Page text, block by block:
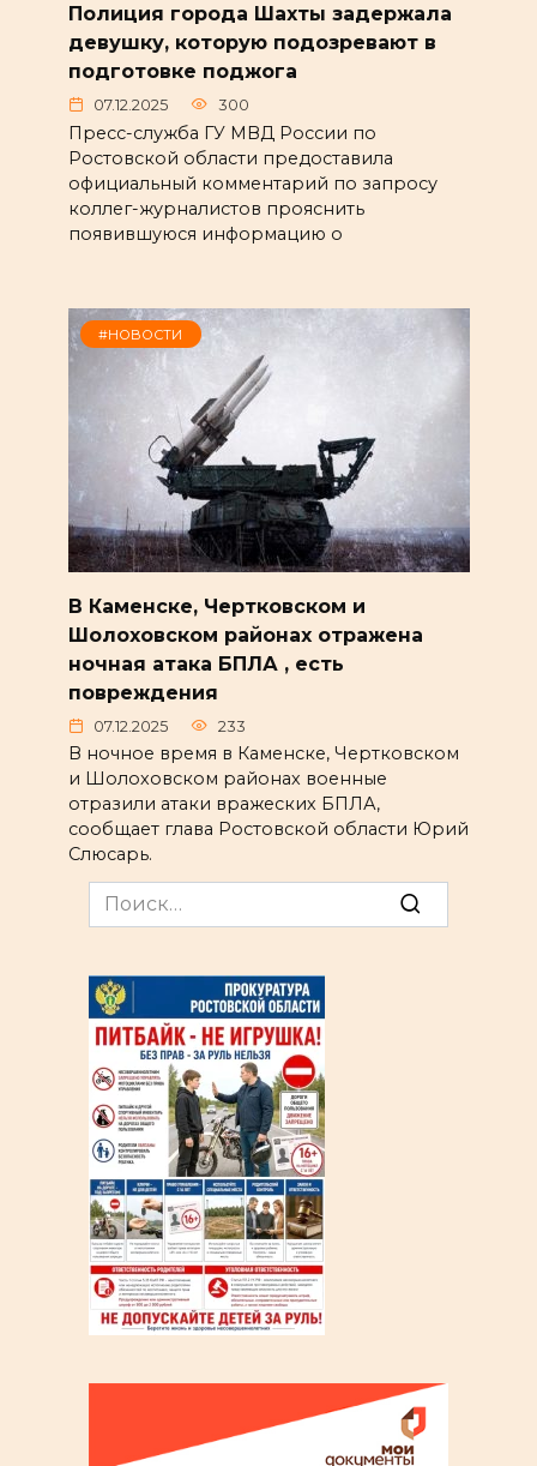
Полиция города Шахты задержала
девушку, которую подозревают в
подготовке поджога
07.12.2025 300
Пресс-служба ГУ МВД России по
Ростовской области предоставила
официальный комментарий по запросу
коллег-журналистов прояснить
появившуюся информацию о
#НОВОСТИ
В Каменске, Чертковском и
Шолоховском районах отражена
ночная атака БПЛА , есть
повреждения
07.12.2025 233
В ночное время в Каменске, Чертковском
и Шолоховском районах военные
отразили атаки вражеских БПЛА,
сообщает глава Ростовской области Юрий
Слюсарь.
Search
for: